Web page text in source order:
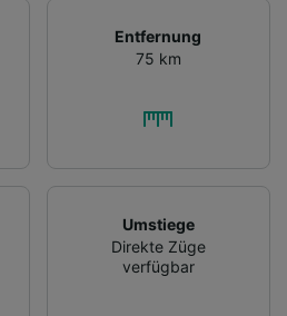
Entfernung
75 km
Umstiege
Direkte Züge
verfügbar